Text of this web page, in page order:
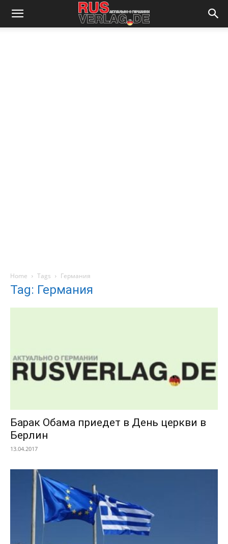
Home Tags Германия
Tag: Германия
Барак Обама приедет в День церкви в
Берлин
13.04.2017